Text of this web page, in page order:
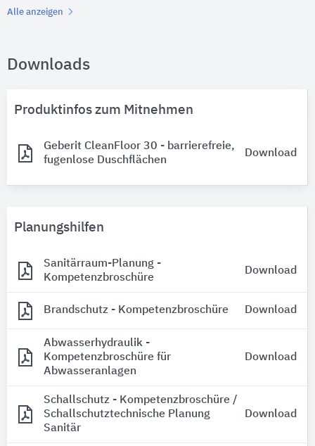
Alle anzeigen
Downloads
Produktinfos zum Mitnehmen
Geberit CleanFloor 30 - barrierefreie,
fugenlose Duschflächen
Download
Planungshilfen
Sanitärraum-Planung -
Kompetenzbroschüre
Download
Brandschutz - Kompetenzbroschüre Download
Abwasserhydraulik -
Kompetenzbroschüre für
Abwasseranlagen
Download
Schallschutz - Kompetenzbroschüre /
Schallschutztechnische Planung
Sanitär
Download